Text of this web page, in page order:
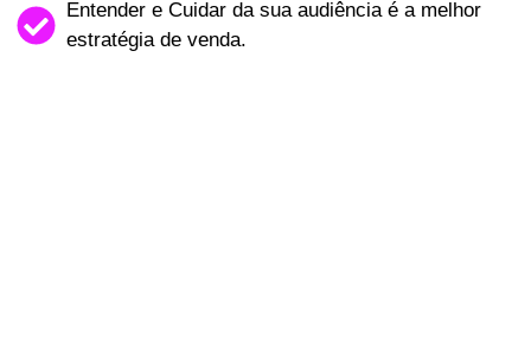
Entender e Cuidar da sua audiência é a melhor
estratégia de venda.